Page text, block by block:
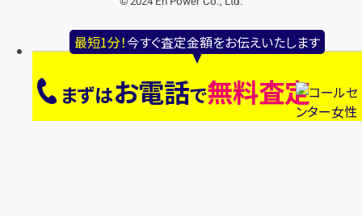
最短1分！今すぐ査定金額をお伝えいたします
まずはお電話で無料査定